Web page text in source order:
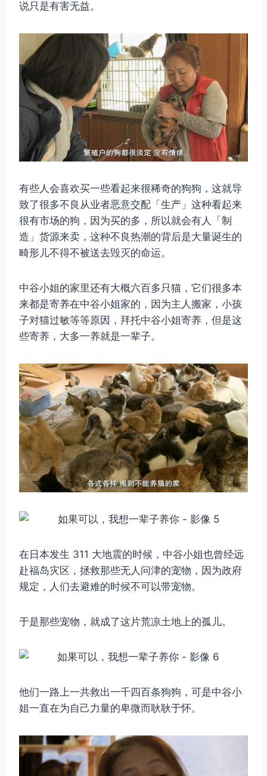
说只是有害无益。
有些人会喜欢买一些看起来很稀奇的狗狗，这就导
致了很多不良从业者恶意交配「生产」这种看起来
很有市场的狗，因为买的多，所以就会有人「制
造」货源来卖，这种不良热潮的背后是大量诞生的
畸形儿不得不被送去毁灭的命运。
中谷小姐的家里还有大概六百多只猫，它们很多本
来都是寄养在中谷小姐家的，因为主人搬家，小孩
子对猫过敏等等原因，拜托中谷小姐寄养，但是这
些寄养，大多一养就是一辈子。
在日本发生 311 大地震的时候，中谷小姐也曾经远
赴福岛灾区，拯救那些无人问津的宠物，因为政府
规定，人们去避难的时候不可以带宠物。
于是那些宠物，就成了这片荒凉土地上的孤儿。
他们一路上一共救出一千四百条狗狗，可是中谷小
姐一直在为自己力量的卑微而耿耿于怀。